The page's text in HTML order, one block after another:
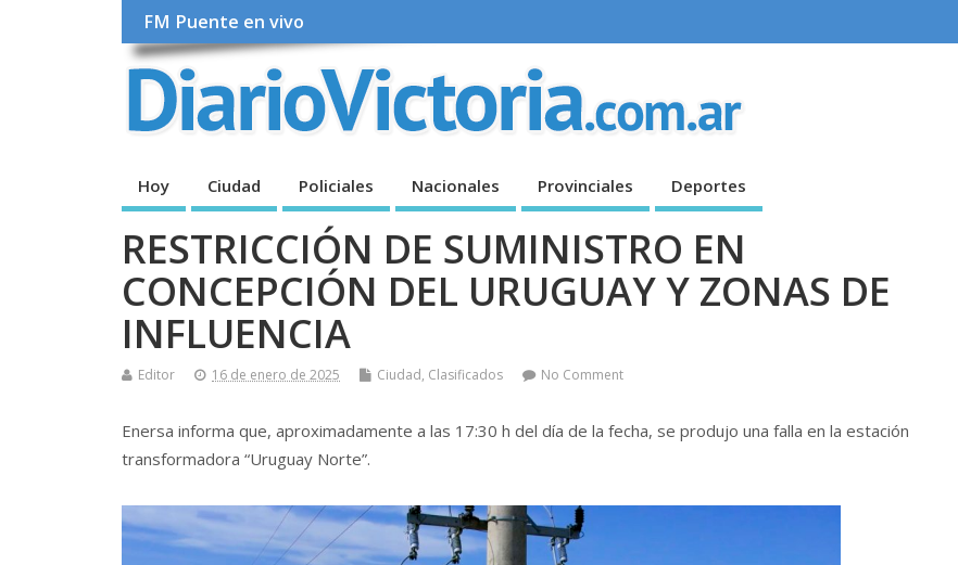
FM Puente en vivo
Hoy Ciudad Policiales Nacionales Provinciales Deportes
RESTRICCIÓN DE SUMINISTRO EN
CONCEPCIÓN DEL URUGUAY Y ZONAS DE
INFLUENCIA
Editor 16 de enero de 2025 Ciudad, Clasificados No Comment
Enersa informa que, aproximadamente a las 17:30 h del día de la fecha, se produjo una falla en la estación
transformadora “Uruguay Norte”.